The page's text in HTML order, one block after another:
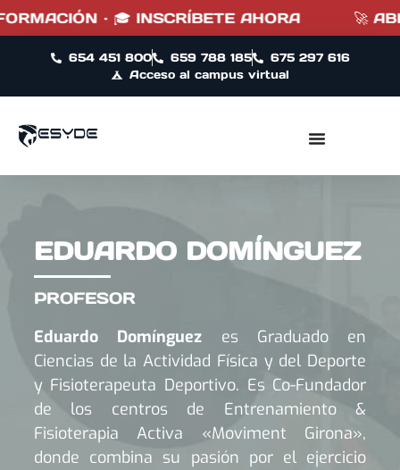
· 🎓 INSCRÍBETE AHORA 🚀
654 451 800 659 788 185
675 297 616
Acceso al campus virtual
EDUARDO DOMÍNGUEZ
PROFESOR
Eduardo Domínguez es Graduado en
Ciencias de la Actividad Física y del Deporte
y Fisioterapeuta Deportivo. Es Co-Fundador
de los centros de Entrenamiento &
Fisioterapia Activa «Moviment Girona»,
donde combina su pasión por el ejercicio